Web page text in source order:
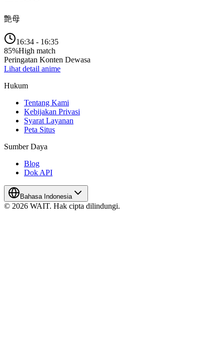
艶母
16:34 - 16:35
85%High match
Peringatan Konten Dewasa
Lihat detail anime
Hukum
Tentang Kami
Kebijakan Privasi
Syarat Layanan
Peta Situs
Sumber Daya
Blog
Dok API
Bahasa Indonesia
© 2026 WAIT. Hak cipta dilindungi.